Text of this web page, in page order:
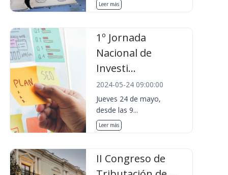
Leer más
1º Jornada
Nacional de
Investi...
2024-05-24 09:00:00
Jueves 24 de mayo,
desde las 9...
Leer más
II Congreso de